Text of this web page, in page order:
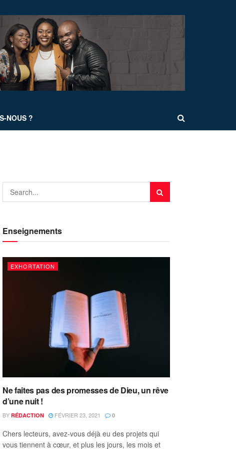
NOUS ?
Enseignements
EXHORTATION
Ne faites pas des promesses de Dieu, un rêve
d’une nuit !
BY RÉDACTION FÉVRIER 23, 2021 0
Chers lecteurs, avez-vous déjà eu des projets qui
vous tiennent à cœur, et plus les jours, les mois et